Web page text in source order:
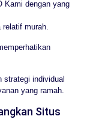
Kami dengan yang
murah.
strategi individual
yang ramah.
Situs